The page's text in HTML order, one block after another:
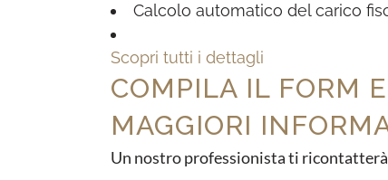
Calcolo automatico del carico
Scopri tutti i dettagli
COMPILA IL FORM
MAGGIORI
Un nostro professionista ti